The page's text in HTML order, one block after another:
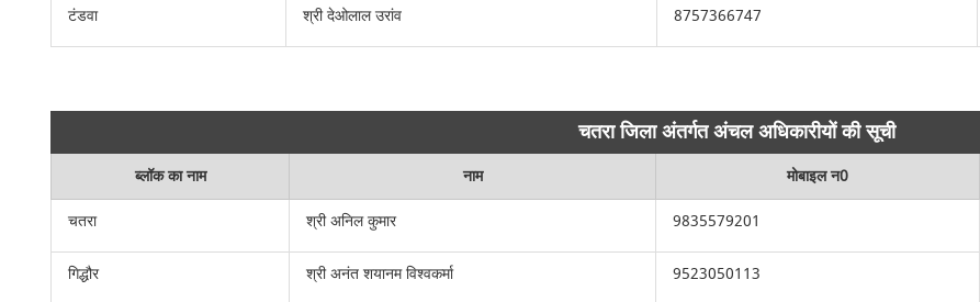
टंडवा श्री देओलाल उरांव 8757366747
चतरा जिला अंतर्गत अंचल अधिकारीयों की सूची
ब्लॉक का नाम नाम मोबाइल न0
चतरा
श्री अनिल कुमार 9835579201
गिद्धौर श्री अनंत शयानम विश्वकर्मा 9523050113